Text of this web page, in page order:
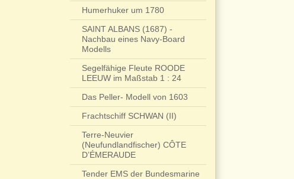
Humerhuker um 1780
SAINT ALBANS (1687) -
Nachbau eines Navy-Board
Modells
Segelfähige Fleute ROODE
LEEUW im Maßstab 1 : 24
Das Peller- Modell von 1603
Frachtschiff SCHWAN (II)
Terre-Neuvier
(Neufundlandfischer) CÔTE
D’ÉMERAUDE
Tender EMS der Bundesmarine